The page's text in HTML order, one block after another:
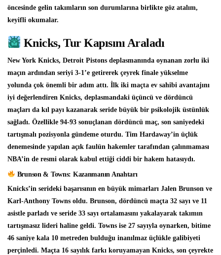
öncesinde gelin takımların son durumlarına birlikte göz atalım,
keyifli okumalar.
Knicks, Tur Kapısını Araladı
New York Knicks, Detroit Pistons deplasmanında oynanan zorlu iki
maçın ardından seriyi 3-1’e getirerek çeyrek finale yükselme
yolunda çok önemli bir adım attı. İlk iki maçta ev sahibi avantajını
iyi değerlendiren Knicks, deplasmandaki üçüncü ve dördüncü
maçları da kıl payı kazanarak seride büyük bir psikolojik üstünlük
sağladı. Özellikle 94-93 sonuçlanan dördüncü maç, son saniyedeki
tartışmalı pozisyonla gündeme oturdu. Tim Hardaway’in üçlük
denemesinde yapılan açık faulün hakemler tarafından çalınmaması
NBA’in de resmi olarak kabul ettiği ciddi bir hakem hatasıydı.
Brunson & Towns: Kazanmanın Anahtarı
Knicks’in serideki başarısının en büyük mimarları Jalen Brunson ve
Karl-Anthony Towns oldu. Brunson, dördüncü maçta 32 sayı ve 11
asistle parladı ve seride 33 sayı ortalamasını yakalayarak takımın
tartışmasız lideri haline geldi. Towns ise 27 sayıyla oynarken, bitime
46 saniye kala 10 metreden bulduğu inanılmaz üçlükle galibiyeti
perçinledi. Maçta 16 sayılık farkı koruyamayan Knicks, son çeyrekte